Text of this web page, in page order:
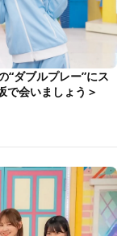
“ダブルプレー”にス
で会いましょう＞